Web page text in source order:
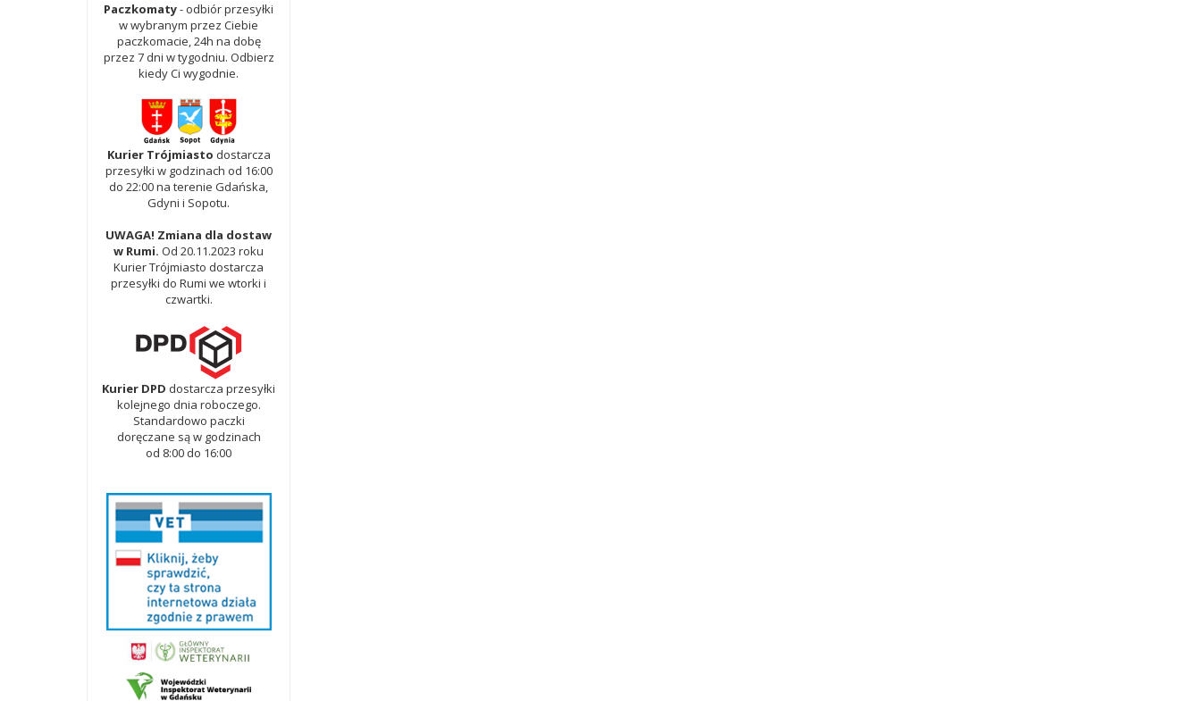
Paczkomaty- odbiór przesyłki
w wybranym przez Ciebie
paczkomacie, 24h na dobę
przez 7 dni w tygodniu. Odbierz
kiedy Ci wygodnie.
Kurier Trójmiasto dostarcza
przesyłki w godzinach od 16:00
do 22:00 na terenie Gdańska,
Gdyni i Sopotu.
UWAGA! Zmiana dla dostaw
w Rumi. Od 20.11.2023 roku
Kurier Trójmiasto dostarcza
przesyłki do Rumi we wtorki i
czwartki.
Kurier DPD dostarcza przesyłki
kolejnego dnia roboczego.
Standardowo paczki
doręczane są w godzinach
od 8:00 do 16:00